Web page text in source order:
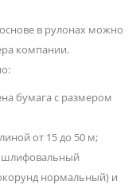
в рулонах можно
компании.
бумага с размером
от 15 до 50 м;
шлифовальный
нормальный) и